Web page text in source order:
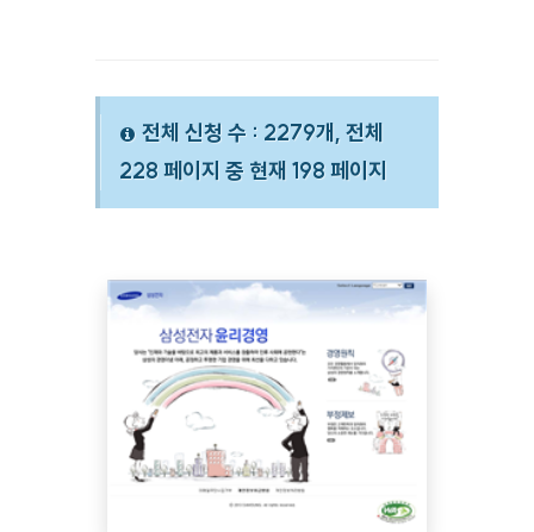
전체 신청 수 : 2279개, 전체
228 페이지 중 현재 198 페이지